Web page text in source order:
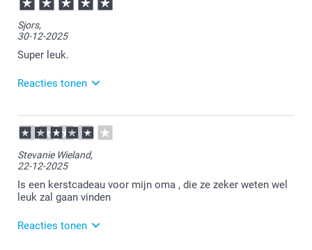
Sjors,
30-12-2025
Super leuk.
Reacties tonen
31-12-2025
09:04
Veel plezier van de mok!
Stevanie Wieland,
22-12-2025
Is een kerstcadeau voor mijn oma , die ze zeker weten wel
leuk zal gaan vinden
Reacties tonen